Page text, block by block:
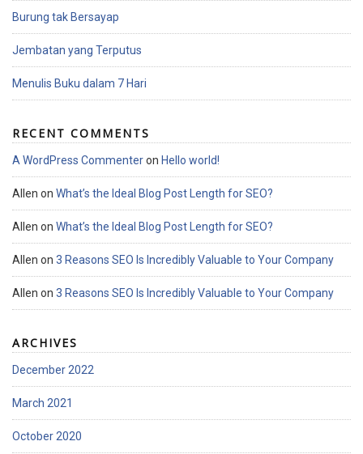
r
:
Burung tak Bersayap
Jembatan yang Terputus
Menulis Buku dalam 7 Hari
RECENT COMMENTS
A WordPress Commenteron Hello world!
Allen on What’s the Ideal Blog Post Length for SEO?
Allen on What’s the Ideal Blog Post Length for SEO?
Allen on 3 Reasons SEO Is Incredibly Valuable to Your Company
Allen on 3 Reasons SEO Is Incredibly Valuable to Your Company
ARCHIVES
December 2022
March 2021
October 2020